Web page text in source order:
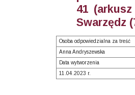
41
Swarzędz
Osoba odpowiedzialna za treść
Anna Andryszewska
Data wytworzenia
11.04.2023 r.